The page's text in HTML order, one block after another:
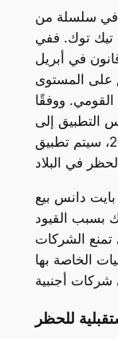
في سلسلة من
تيك توك. ففي
قانون في أبريل
على المستوى
القومي. ووفقًا
التطبيق إلى
مستثمر أمريكي بحلول يناير 2025، سيتم تطبيق
دانس بيع
بسبب القيود
تمنع الشركات
الخاصة بها
للحظر